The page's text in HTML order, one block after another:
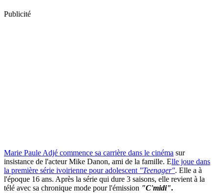
Publicité
Marie Paule Adjé commence sa carrière dans le cinéma sur
insistance de l'acteur Mike Danon, ami de la famille. Elle joue dans
la première série ivoirienne pour adolescent "Teenager". Elle a à
l'époque 16 ans. Après la série qui dure 3 saisons, elle revient à la
télé avec sa chronique mode pour l'émission "C'midi".